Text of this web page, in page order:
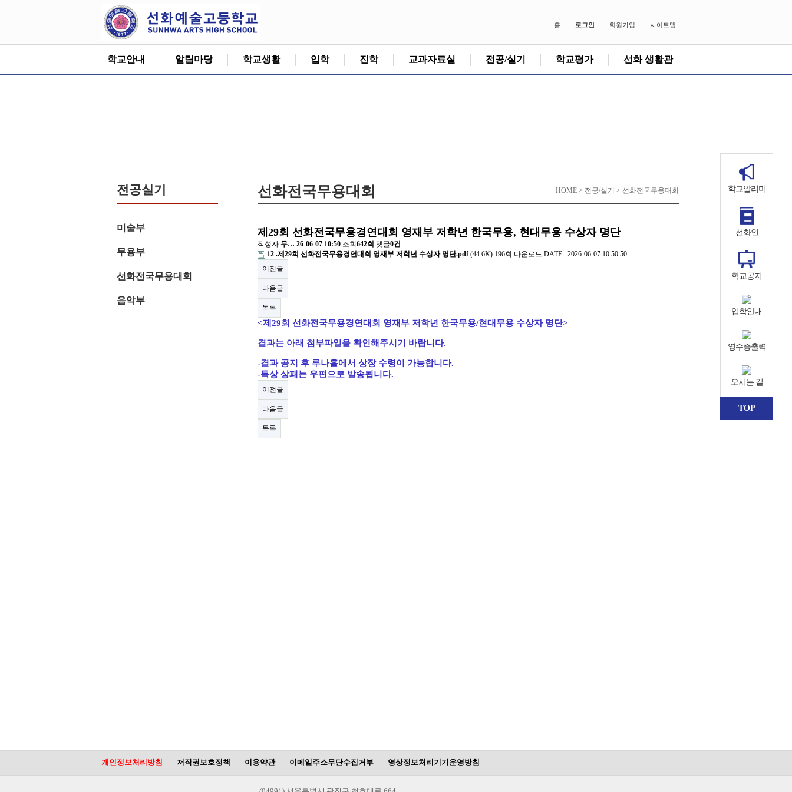
홈 로그인 회원가입 사이트맵
학교안내 알림마당 학교생활 입학 진학 교과자료실 전공/실기 학교평가 선화 생활관
전공실기
미술부
무용부
선화전국무용대회
음악부
선화전국무용대회 HOME > 전공/실기 > 선화전국무용대회
제29회 선화전국무용경연대회 영재부 저학년 한국무용, 현대무용 수상자 명단
작성자 무… 26-06-07 10:50 조회 642회 댓글0건
12 .제29회 선화전국무용경연대회 영재부 저학년 수상자 명단.pdf(44.6K) 196회 다운로드 DATE : 2026-06-07 10:50:50
이전글
다음글
목록
<제29회 선화전국무용경연대회 영재부 저학년 한국무용/현대무용 수상자 명단>
결과는 아래 첨부파일을 확인해주시기 바랍니다.
-결과 공지 후 루나홀에서 상장 수령이 가능합니다.
-특상 상패는 우편으로 발송됩니다.
이전글
다음글
목록
개인정보처리방침 저작권보호정책 이용약관 이메일주소무단수집거부 영상정보처리기기운영방침
학교알리미
선화인
학교공지
입학안내
영수증출력
오시는 길
TOP